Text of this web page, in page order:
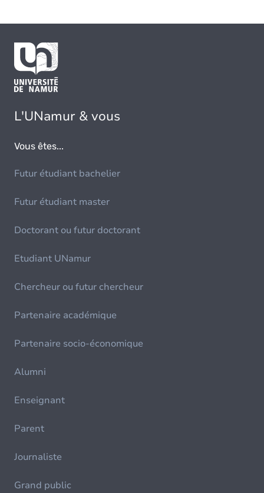
L'UNamur & vous
Vous êtes...
Futur étudiant bachelier
Futur étudiant master
Doctorant ou futur doctorant
Etudiant UNamur
Chercheur ou futur chercheur
Partenaire académique
Partenaire socio-économique
Alumni
Enseignant
Parent
Journaliste
Grand public